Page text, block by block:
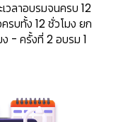
เวลาอบรมจนครบ 12
รบทั้ง 12 ชั่วโมง ยก
- ครั้งที่ 2 อบรม 1